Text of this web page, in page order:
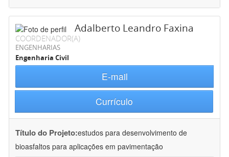
Adalberto Leandro Faxina
COORDENADOR(A)
ENGENHARIAS
Engenharia Civil
E-mail
Currículo
Título do Projeto:estudos para desenvolvimento de
bioasfaltos para aplicações em pavimentação